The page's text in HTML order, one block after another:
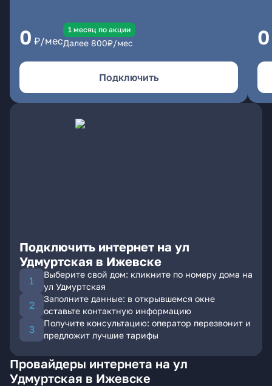
0 ₽/мес
1 месяц по акции
Далее 800₽/мес
Подключить
0
Подключить интернет на ул
Удмуртская в Ижевске
Выберите свой дом: кликните по номеру дома на
ул Удмуртская
Заполните данные: в открывшемся окне
оставьте контактную информацию
Получите консультацию: оператор перезвонит и
предложит лучшие тарифы
Провайдеры интернета на ул
Удмуртская в Ижевске